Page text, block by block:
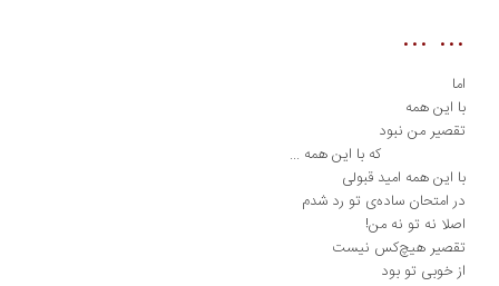
...
این همه
من نبود
با این همه ...
این همه امید قبولی
امتحان ساده‌ی تو رد شدم
نه تو نه من!
هیچ‌کس نیست
خوبی تو بود